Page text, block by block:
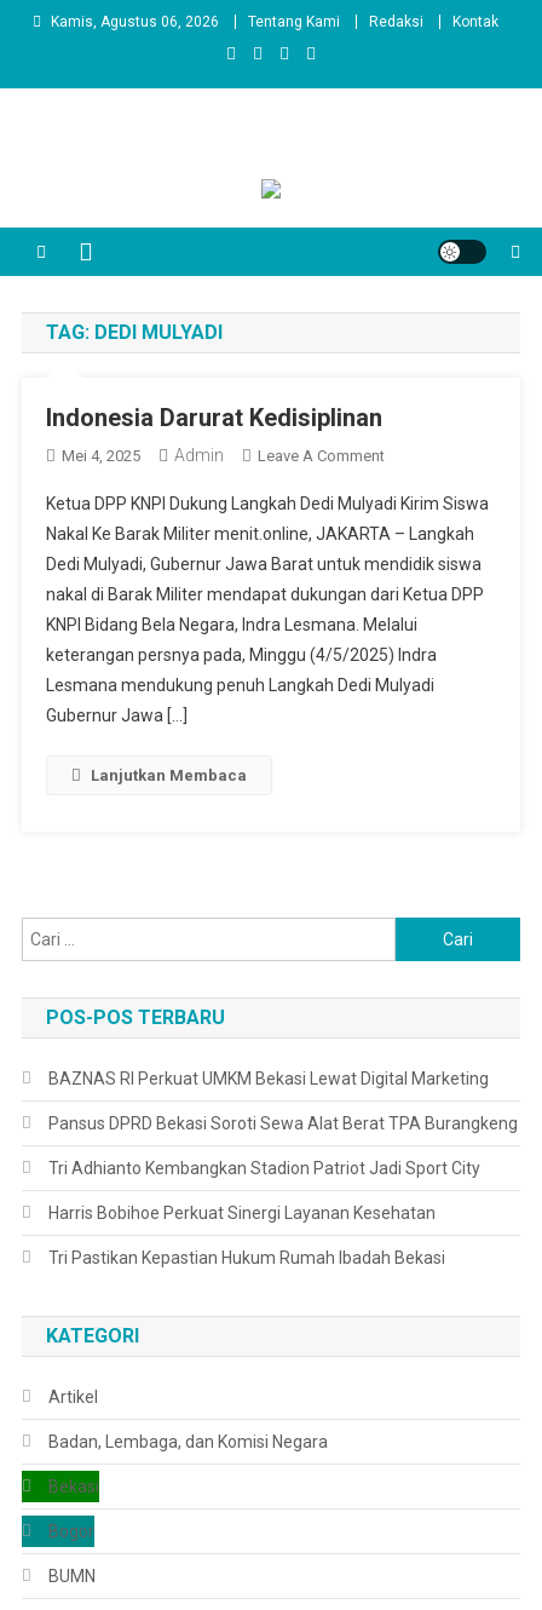
Kamis, Agustus 06, 2026 Tentang Kami Redaksi Kontak
TAG: DEDI MULYADI
Indonesia Darurat Kedisiplinan
Mei 4, 2025 Admin Leave A CommentOn
Darurat
Kedisiplinan
Ketua DPP KNPI Dukung Langkah Dedi Mulyadi Kirim Siswa
Nakal Ke Barak Militer menit.online, JAKARTA – Langkah
Dedi Mulyadi, Gubernur Jawa Barat untuk mendidik siswa
nakal di Barak Militer mendapat dukungan dari Ketua DPP
KNPI Bidang Bela Negara, Indra Lesmana. Melalui
keterangan persnya pada, Minggu (4/5/2025) Indra
Lesmana mendukung penuh Langkah Dedi Mulyadi
Gubernur Jawa […]
Lanjutkan Membaca
untuk:
POS-POS TERBARU
BAZNAS RI Perkuat UMKM Bekasi Lewat Digital Marketing
Pansus DPRD Bekasi Soroti Sewa Alat Berat TPA Burangkeng
Tri Adhianto Kembangkan Stadion Patriot Jadi Sport City
Harris Bobihoe Perkuat Sinergi Layanan Kesehatan
Tri Pastikan Kepastian Hukum Rumah Ibadah Bekasi
KATEGORI
Artikel
Badan, Lembaga, dan Komisi Negara
Bekasi
Bogor
BUMN